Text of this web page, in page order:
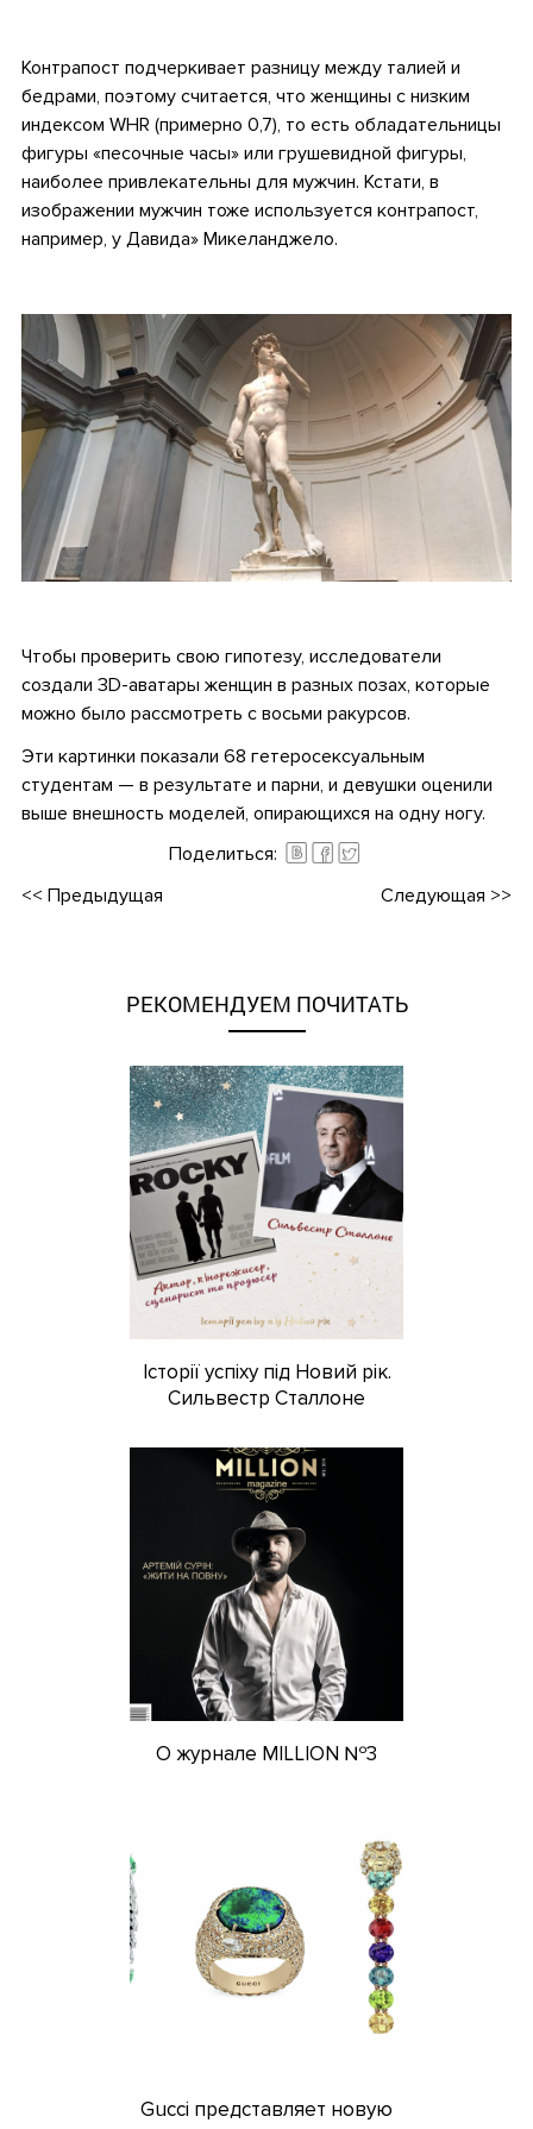
Контрапост подчеркивает разницу между талией и
бедрами, поэтому считается, что женщины с низким
индексом WHR (примерно 0,7), то есть обладательницы
фигуры «песочные часы» или грушевидной фигуры,
наиболее привлекательны для мужчин. Кстати, в
изображении мужчин тоже используется контрапост,
например, у Давида» Микеланджело.
Чтобы проверить свою гипотезу, исследователи
создали 3D-аватары женщин в разных позах, которые
можно было рассмотреть с восьми ракурсов.
Эти картинки показали 68 гетеросексуальным
студентам — в результате и парни, и девушки оценили
выше внешность моделей, опирающихся на одну ногу.
Поделиться:
<< Предыдущая Следующая >>
РЕКОМЕНДУЕМ ПОЧИТАТЬ
Історії успіху під Новий рік.
Сильвестр Сталлоне
О журнале MILLION №3
Gucci представляет новую